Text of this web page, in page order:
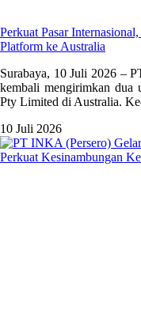
Perkuat Pasar
Platform ke Australia
Surabaya, 10 Juli 2026 –
kembali mengirimkan dua
Pty Limited di Australia.
10 Juli 2026